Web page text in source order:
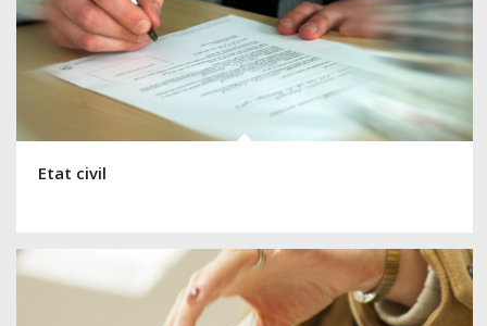
Etat civil